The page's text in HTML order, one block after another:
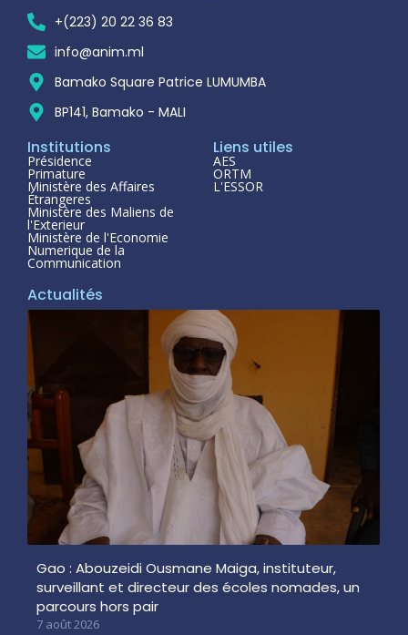
+(223) 20 22 36 83
info@anim.ml
Bamako Square Patrice LUMUMBA
BP141, Bamako - MALI
Institutions
Présidence
Primature
Ministère des Affaires
Étrangeres
Ministère des Maliens de
l'Exterieur
Ministère de l'Economie
Numerique de la
Communication
Liens utiles
AES
ORTM
L'ESSOR
Actualités
Gao : Abouzeidi Ousmane Maiga, instituteur,
surveillant et directeur des écoles nomades, un
parcours hors pair
7 août 2026